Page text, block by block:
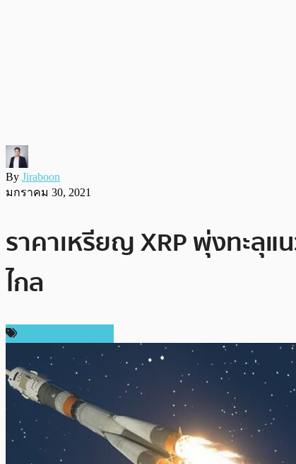
By Jiraboon
มกราคม 30, 2021
ราคาเหรียญ XRP พุ่งทะลุ
ไกล